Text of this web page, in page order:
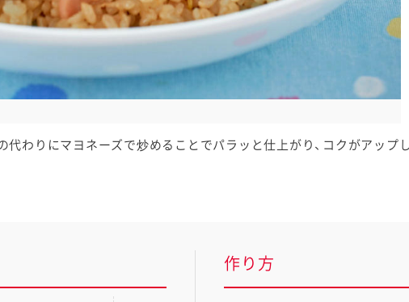
わりにマヨネーズで炒めることでパラッと仕上がり、コクがアップ
作り方